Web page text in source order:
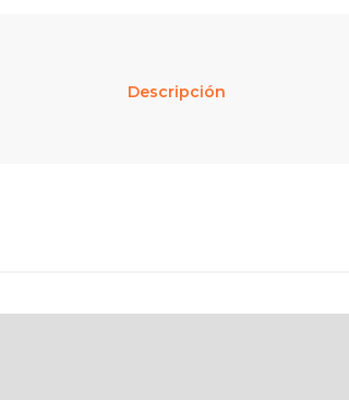
Descripción